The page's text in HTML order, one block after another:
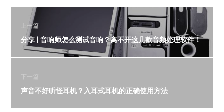
上一篇
分享 | 音响师怎么测试音响？离不开这几款音频处理软件！
下一篇
声音不好听怪耳机？入耳式耳机的正确使用方法